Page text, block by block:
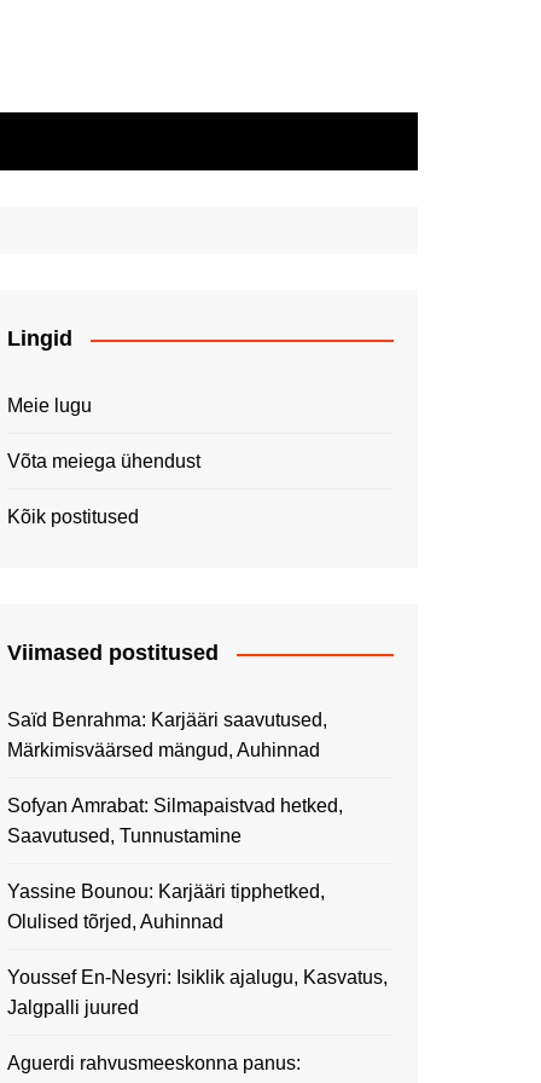
Lingid
Meie lugu
Võta meiega ühendust
Kõik postitused
Viimased postitused
Saïd Benrahma: Karjääri saavutused,
Märkimisväärsed mängud, Auhinnad
Sofyan Amrabat: Silmapaistvad hetked,
Saavutused, Tunnustamine
Yassine Bounou: Karjääri tipphetked,
Olulised tõrjed, Auhinnad
Youssef En-Nesyri: Isiklik ajalugu, Kasvatus,
Jalgpalli juured
Aguerdi rahvusmeeskonna panus: